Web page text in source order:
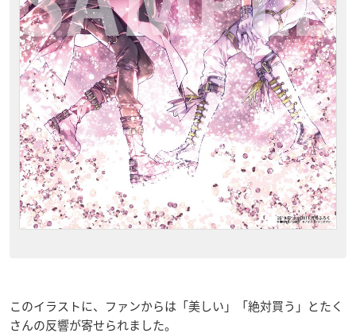
このイラストに、ファンからは「美しい」「絶対買う」とたく
さんの反響が寄せられました。